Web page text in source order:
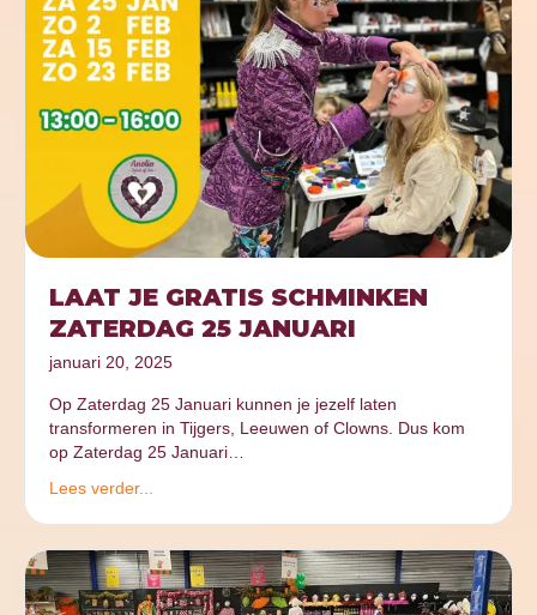
LAAT JE GRATIS SCHMINKEN
ZATERDAG 25 JANUARI
januari 20, 2025
Op Zaterdag 25 Januari kunnen je jezelf laten
transformeren in Tijgers, Leeuwen of Clowns. Dus kom
op Zaterdag 25 Januari…
Lees verder...